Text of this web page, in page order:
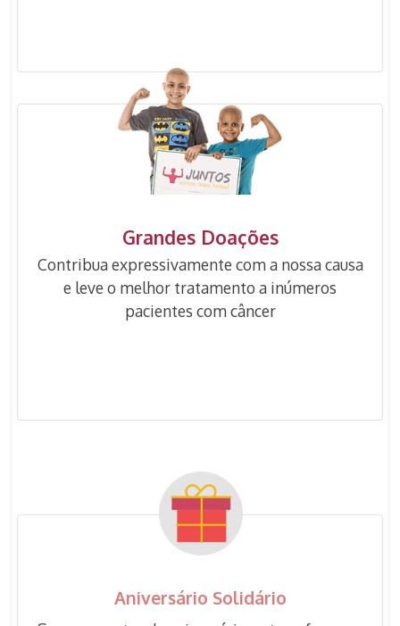
Grandes Doações
Contribua expressivamente com a nossa causa
e leve o melhor tratamento a inúmeros
pacientes com câncer
Aniversário Solidário